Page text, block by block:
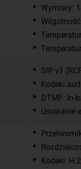
Wymiary:
SIP v1
Kodeki
DTMF: In-
Usuwanie
Kodeki: